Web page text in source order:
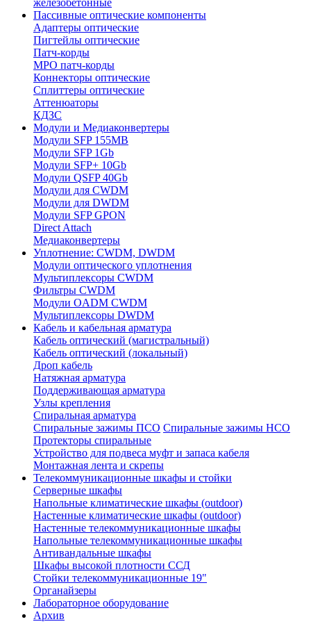
Пассивные оптические компоненты
Адаптеры оптические
Пигтейлы оптические
Патч-корды
MPO патч-корды
Коннекторы оптические
Сплиттеры оптические
Аттенюаторы
КДЗС
Модули и Медиаконвертеры
Модули SFP 155MB
Модули SFP 1Gb
Модули SFP+ 10Gb
Модули QSFP 40Gb
Модули для CWDM
Модули для DWDM
Модули SFP GPON
Direct Attach
Медиаконвертеры
Уплотнение: CWDM, DWDM
Модули оптического уплотнения
Мультиплексоры CWDM
Фильтры CWDM
Модули OADM CWDM
Мультиплексоры DWDM
Кабель и кабельная арматура
Кабель оптический (магистральный)
Кабель оптический (локальный)
Дроп кабель
Натяжная арматура
Поддерживающая арматура
Узлы крепления
Спиральная арматура
Спиральные зажимы ПСО Спиральные зажимы НСО
Протекторы спиральные
Устройство для подвеса муфт и запаса кабеля
Монтажная лента и скрепы
Телекоммуникационные шкафы и стойки
Серверные шкафы
Напольные климатические шкафы (outdoor)
Настенные климатические шкафы (outdoor)
Настенные телекоммуникационные шкафы
Напольные телекоммуникационные шкафы
Антивандальные шкафы
Шкафы высокой плотности ССД
Стойки телекоммуникационные 19"
Органайзеры
Лабораторное оборудование
Архив